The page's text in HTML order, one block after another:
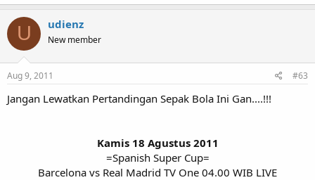
U udienz
New member
Aug 9, 2011 #63
Jangan Lewatkan Pertandingan Sepak Bola Ini Gan....!!!
Kamis 18 Agustus 2011
=Spanish Super Cup=
Barcelona vs Real Madrid TV One 04.00 WIB LIVE